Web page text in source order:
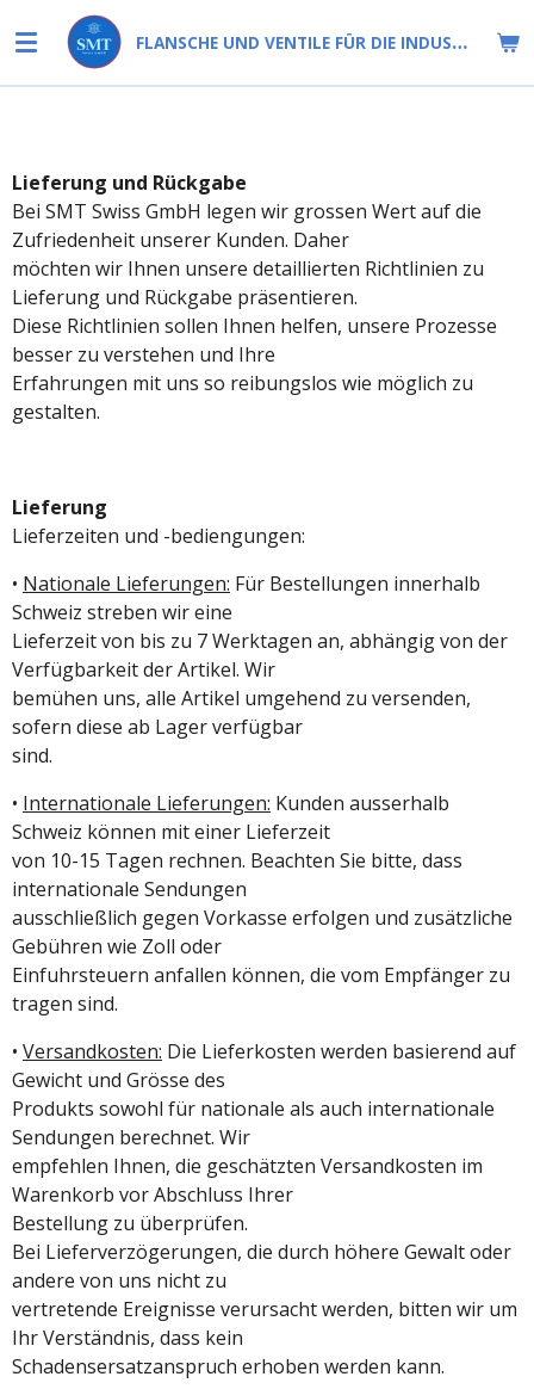
Hauptinhalt
springen
FLANSCHE UND VENTILE FÜR DIE INDUSTRIE
Lieferung und Rückgabe
Bei SMT Swiss GmbH legen wir grossen Wert auf die
Zufriedenheit unserer Kunden. Daher
möchten wir Ihnen unsere detaillierten Richtlinien zu
Lieferung und Rückgabe präsentieren.
Diese Richtlinien sollen Ihnen helfen, unsere Prozesse
besser zu verstehen und Ihre
Erfahrungen mit uns so reibungslos wie möglich zu
gestalten.
Lieferung
Lieferzeiten und -bediengungen:
• Nationale Lieferungen: Für Bestellungen innerhalb
Schweiz streben wir eine
Lieferzeit von bis zu 7 Werktagen an, abhängig von der
Verfügbarkeit der Artikel. Wir
bemühen uns, alle Artikel umgehend zu versenden,
sofern diese ab Lager verfügbar
sind.
• Internationale Lieferungen: Kunden ausserhalb
Schweiz können mit einer Lieferzeit
von 10-15 Tagen rechnen. Beachten Sie bitte, dass
internationale Sendungen
ausschließlich gegen Vorkasse erfolgen und zusätzliche
Gebühren wie Zoll oder
Einfuhrsteuern anfallen können, die vom Empfänger zu
tragen sind.
• Versandkosten: Die Lieferkosten werden basierend auf
Gewicht und Grösse des
Produkts sowohl für nationale als auch internationale
Sendungen berechnet. Wir
empfehlen Ihnen, die geschätzten Versandkosten im
Warenkorb vor Abschluss Ihrer
Bestellung zu überprüfen.
Bei Lieferverzögerungen, die durch höhere Gewalt oder
andere von uns nicht zu
vertretende Ereignisse verursacht werden, bitten wir um
Ihr Verständnis, dass kein
Schadensersatzanspruch erhoben werden kann.